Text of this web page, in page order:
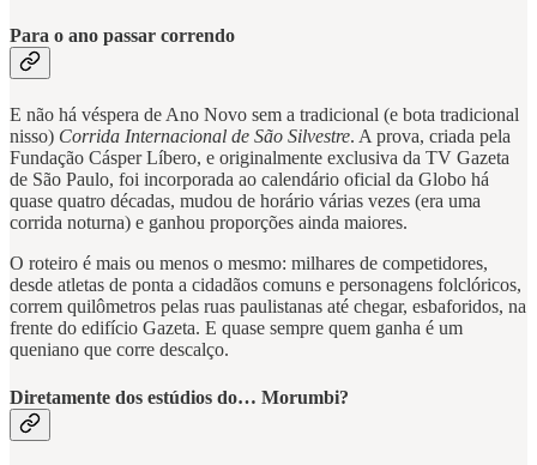
Para o ano passar correndo
E não há véspera de Ano Novo sem a tradicional (e bota tradicional
nisso) Corrida Internacional de São Silvestre. A prova, criada pela
Fundação Cásper Líbero, e originalmente exclusiva da TV Gazeta
de São Paulo, foi incorporada ao calendário oficial da Globo há
quase quatro décadas, mudou de horário várias vezes (era uma
corrida noturna) e ganhou proporções ainda maiores.
O roteiro é mais ou menos o mesmo: milhares de competidores,
desde atletas de ponta a cidadãos comuns e personagens folclóricos,
correm quilômetros pelas ruas paulistanas até chegar, esbaforidos, na
frente do edifício Gazeta. E quase sempre quem ganha é um
queniano que corre descalço.
Diretamente dos estúdios do… Morumbi?